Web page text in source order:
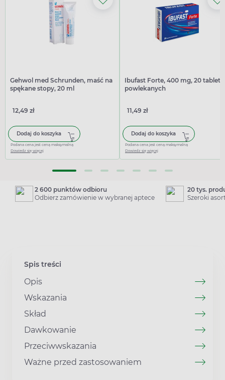
Gehwol med Schrunden, maść na
spękane stopy, 20 ml
12,49 zł
Dodaj do koszyka
Podana cena jest ceną maksymalną
Dowiedz się więcej
Ibufast Forte, 400 mg, 20
powlekanych
11,49 zł
Dodaj do koszyka
Podana cena jest ceną maksymalną
Dowiedz się więcej
2 600 punktów odbioru
Odbierz zamówienie w wybranej aptece
20 tys.
Szeroki
Spis treści
Opis
Wskazania
Skład
Dawkowanie
Przeciwwskazania
Ważne przed zastosowaniem